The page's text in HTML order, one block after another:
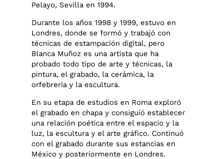
Pelayo, Sevilla en 1994.
Durante los años 1998 y 1999, estuvo en
Londres, donde se formó y trabajó con
técnicas de estampación digital, pero
Blanca Muñoz es una artista que ha
probado todo tipo de arte y técnicas, la
pintura, el grabado, la cerámica, la
orfebrería y la escultura.
En su etapa de estudios en Roma exploró
el grabado en chapa y consiguió establecer
una relación poética entre el espacio y la
luz, la escultura y el arte gráfico. Continuó
con el grabado durante sus estancias en
México y posteriormente en Londres.